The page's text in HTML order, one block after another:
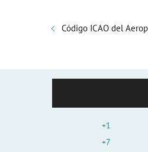
Código ICAO del
+1
+7